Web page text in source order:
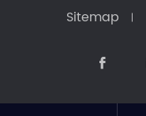
Sitemap
